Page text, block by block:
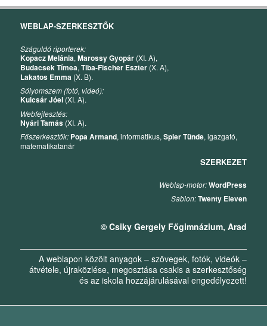
WEBLAP-SZERKESZTŐK
Száguldó riporterek:
Kopacz Melánia,Marossy Gyopár (XI. A),
Budacsek Tímea,Tiba-Fischer Eszter (X. A),
Lakatos Emma (X. B).
Sólyomszem (fotó, videó):
Kulcsár Jóel (XI. A).
Webfejlesztés:
Nyári Tamás (XI. A).
Főszerkesztők: Popa Armand, informatikus,Spier Tünde, igazgató,
matematikatanár
SZERKEZET
Weblap-motor:WordPress
Sablon:Twenty Eleven
© Csiky Gergely Főgimnázium, Arad
A weblapon közölt anyagok – szövegek, fotók, videók –
átvétele, újraközlése, megosztása csakis a szerkesztőség
és az iskola hozzájárulásával engedélyezett!